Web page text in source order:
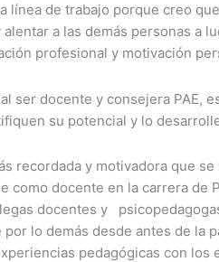
línea de trabajo porque creo
a las demás personas a
profesional y motivación
ser docente y consejera PAE,
su potencial y lo
recordada y motivadora que
como docente en la carrera de
docentes y
por lo demás desde antes de la
pedagógicas con los